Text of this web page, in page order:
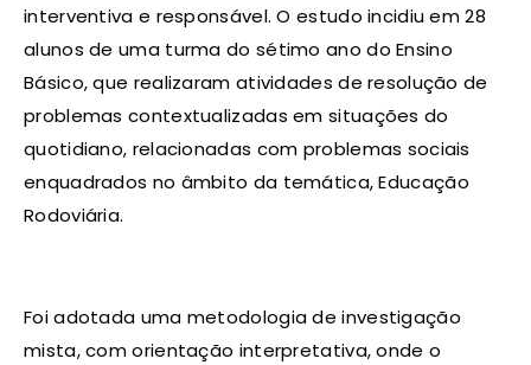
interventiva e responsável. O estudo incidiu em 28
alunos de uma turma do sétimo ano do Ensino
Básico, que realizaram atividades de resolução de
problemas contextualizadas em situações do
quotidiano, relacionadas com problemas sociais
enquadrados no âmbito da temática, Educação
Rodoviária.
Foi adotada uma metodologia de investigação
mista, com orientação interpretativa, onde o